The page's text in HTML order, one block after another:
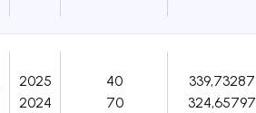
2025
2024
40
70
339,73287
324,65797